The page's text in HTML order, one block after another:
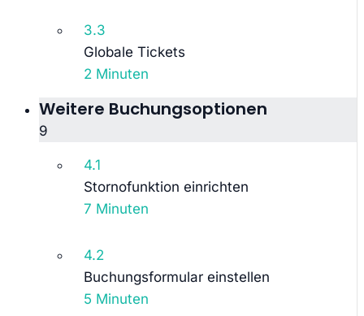
3.3
Globale Tickets
2 Minuten
Weitere Buchungsoptionen
9
4.1
Stornofunktion einrichten
7 Minuten
4.2
Buchungsformular einstellen
5 Minuten